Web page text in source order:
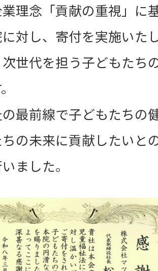
理念「貢献の重視」に
対し、寄付を実施いた
世代を担う子どもたち
最前線で子どもたちの
の未来に貢献したいと
ました。